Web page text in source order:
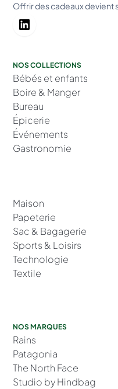
Offrir des cadeaux devient
NOS COLLECTIONS
Bébés et enfants
Boire & Manger
Bureau
Épicerie
Événements
Gastronomie
Maison
Papeterie
Sac & Bagagerie
Sports & Loisirs
Technologie
Textile
NOS MARQUES
Rains
Patagonia
The North Face
Studio by Hindbag